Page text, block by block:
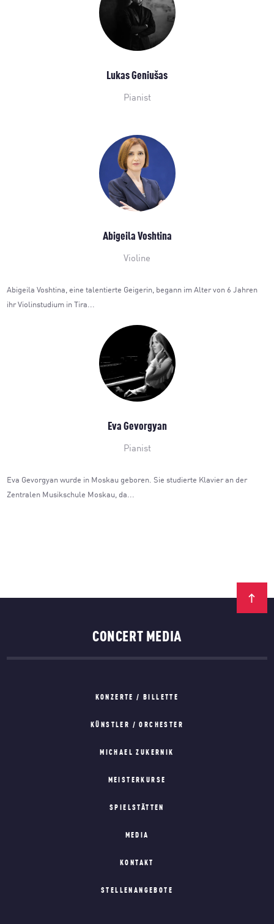
Lukas Geniušas
Pianist
Abigeila Voshtina
Violine
Abigeila Voshtina, eine talentierte Geigerin, begann im Alter von 6 Jahren
ihr Violinstudium in Tira...
Eva Gevorgyan
Pianist
Eva Gevorgyan wurde in Moskau geboren. Sie studierte Klavier an der
Zentralen Musikschule Moskau, da...
CONCERT MEDIA
KONZERTE / BILLETTE
KÜNSTLER / ORCHESTER
MICHAEL ZUKERNIK
MEISTERKURSE
SPIELSTÄTTEN
MEDIA
KONTAKT
STELLENANGEBOTE